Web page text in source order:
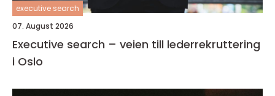
executive search
07. August 2026
Executive search – veien till lederrekruttering
i Oslo